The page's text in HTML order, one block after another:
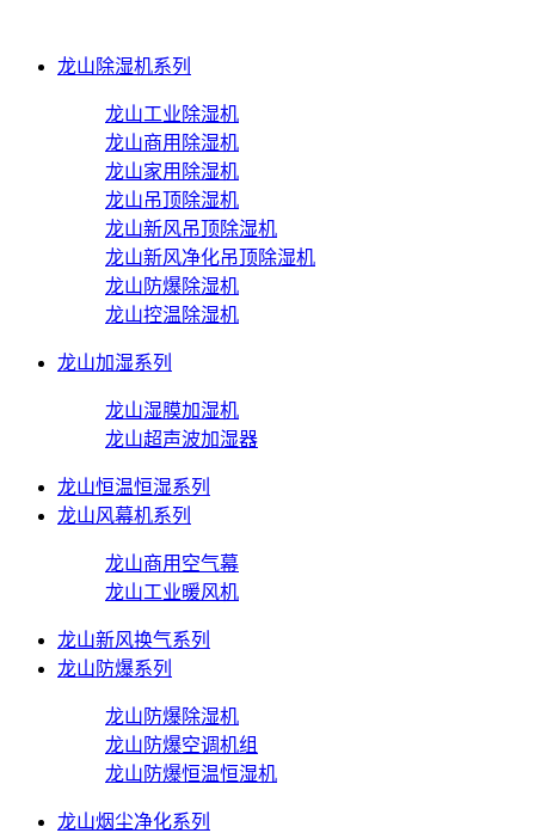
龙山除湿机系列
龙山工业除湿机
龙山商用除湿机
龙山家用除湿机
龙山吊顶除湿机
龙山新风吊顶除湿机
龙山新风净化吊顶除湿机
龙山防爆除湿机
龙山控温除湿机
龙山加湿系列
龙山湿膜加湿机
龙山超声波加湿器
龙山恒温恒湿系列
龙山风幕机系列
龙山商用空气幕
龙山工业暖风机
龙山新风换气系列
龙山防爆系列
龙山防爆除湿机
龙山防爆空调机组
龙山防爆恒温恒湿机
龙山烟尘净化系列